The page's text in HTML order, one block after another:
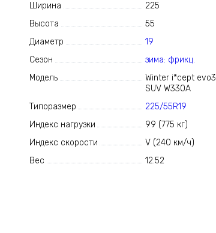
Ширина
225
Высота
55
Диаметр
19
Сезон
зима: фрикц.
Модель
Winter i*cept evo3
SUV W330A
Типоразмер
225/55R19
Индекс нагрузки
99 (775 кг)
Индекс скорости
V (240 км/ч)
Вес
12.52